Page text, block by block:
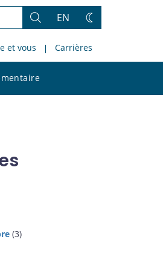
Rechercher
EN
Changez
thème
et vous Carrières
le
(3)